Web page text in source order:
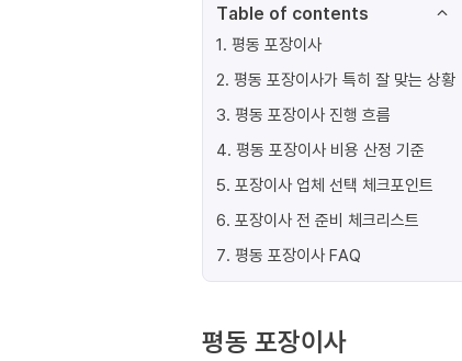
Table of contents
1. 평동 포장이사
2. 평동 포장이사가 특히 잘 맞는 상황
3. 평동 포장이사 진행 흐름
4. 평동 포장이사 비용 산정 기준
5. 포장이사 업체 선택 체크포인트
6. 포장이사 전 준비 체크리스트
7. 평동 포장이사 FAQ
평동 포장이사